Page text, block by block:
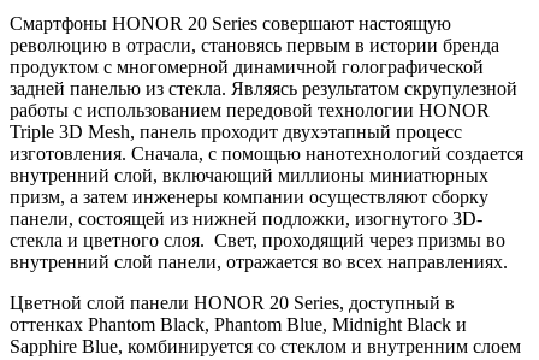
Смартфоны HONOR 20 Series совершают настоящую
революцию в отрасли, становясь первым в истории бренда
продуктом с многомерной динамичной голографической
задней панелью из стекла. Являясь результатом скрупулезной
работы с использованием передовой технологии HONOR
Triple 3D Mesh, панель проходит двухэтапный процесс
изготовления. Сначала, с помощью нанотехнологий создается
внутренний слой, включающий миллионы миниатюрных
призм, а затем инженеры компании осуществляют сборку
панели, состоящей из нижней подложки, изогнутого 3D-
стекла и цветного слоя. Свет, проходящий через призмы во
внутренний слой панели, отражается во всех направлениях.
Цветной слой панели HONOR 20 Series, доступный в
оттенках Phantom Black, Phantom Blue, Midnight Black и
Sapphire Blue, комбинируется со стеклом и внутренним слоем